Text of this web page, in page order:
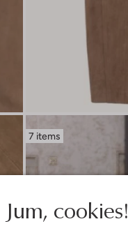
Jum, cookies!
7 items